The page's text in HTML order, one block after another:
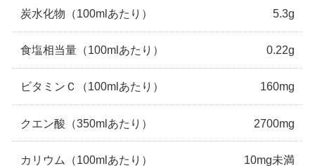
炭水化物 （100mlあたり） 5.3g
食塩相当量 （100mlあたり） 0.22g
ビタミンＣ （100mlあたり） 160mg
クエン酸 （350mlあたり） 2700mg
カリウム （100mlあたり） 10mg未満